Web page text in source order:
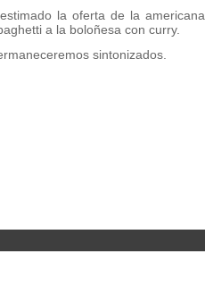
la oferta de la americana
a la boloñesa con curry.
sintonizados.